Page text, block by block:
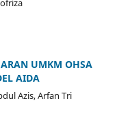
UMKM OHSA
AIDA
Azis, Arfan Tri